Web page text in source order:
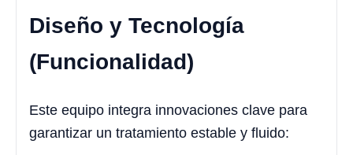
Diseño y Tecnología
(Funcionalidad)
Este equipo integra innovaciones clave para
garantizar un tratamiento estable y fluido: